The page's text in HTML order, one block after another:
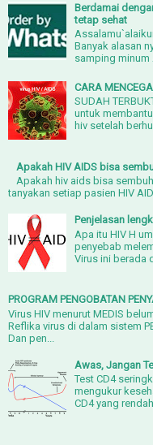
Berdamai
tetap sehat
Banyak alasan
samping minum
CARA
SUDAH
untuk
hiv setelah
Apakah HIV AIDS bisa
Apakah hiv aids bisa
tanyakan setiap pasien HIV
Penjelasan
Apa itu HIV H
penyebab
Virus ini berada
PROGRAM PENGOBATAN
Virus HIV menurut MEDIS
Reflika virus di dalam sistem
Dan pen...
Awas, Jangan
Test CD4
mengukur
CD4 yang